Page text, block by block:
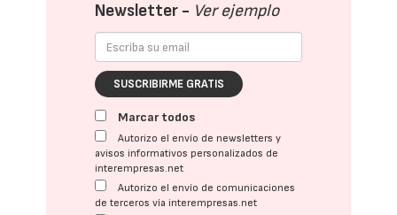
Newsletter - Ver ejemplo
SUSCRIBIRME GRATIS
Marcar todos
Autorizo el envío de newsletters y
avisos informativos personalizados de
interempresas.net
Autorizo el envío de comunicaciones
de terceros vía interempresas.net